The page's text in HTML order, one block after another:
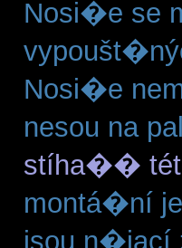
Nosi�e se
Nosi�e
nesou na
stíha��
montá�ní
jsou n�jací